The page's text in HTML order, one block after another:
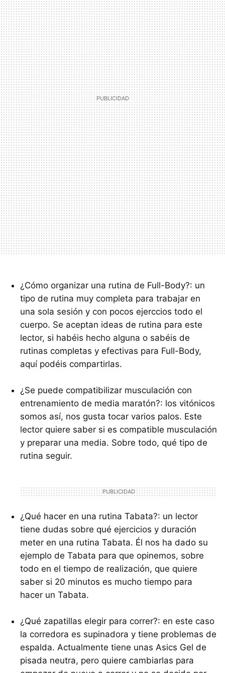
¿Cómo organizar una rutina de Full-Body?: un
tipo de rutina muy completa para trabajar en
una sola sesión y con pocos ejerccios todo el
cuerpo. Se aceptan ideas de rutina para este
lector, si habéis hecho alguna o sabéis de
rutinas completas y efectivas para Full-Body,
aquí podéis compartirlas.
¿Se puede compatibilizar musculación con
entrenamiento de media maratón?: los vitónicos
somos así, nos gusta tocar varios palos. Este
lector quiere saber si es compatible musculación
y preparar una media. Sobre todo, qué tipo de
rutina seguir.
¿Qué hacer en una rutina Tabata?: un lector
tiene dudas sobre qué ejercicios y duración
meter en una rutina Tabata. Él nos ha dado su
ejemplo de Tabata para que opinemos, sobre
todo en el tiempo de realización, que quiere
saber si 20 minutos es mucho tiempo para
hacer un Tabata.
¿Qué zapatillas elegir para correr?: en este caso
la corredora es supinadora y tiene problemas de
espalda. Actualmente tiene unas Asics Gel de
pisada neutra, pero quiere cambiarlas para